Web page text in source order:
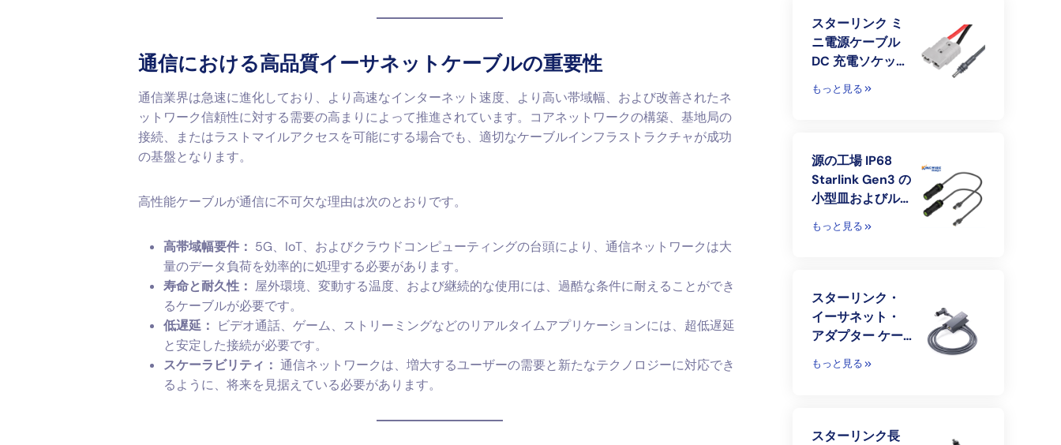
通信における高品質イーサネットケーブルの重要性
通信業界は急速に進化しており、より高速なインターネット速度、より高い帯域幅、および改善されたネ
ットワーク信頼性に対する需要の高まりによって推進されています。コアネットワークの構築、基地局の
接続、またはラストマイルアクセスを可能にする場合でも、適切なケーブルインフラストラクチャが成功
の基盤となります。
高性能ケーブルが通信に不可欠な理由は次のとおりです。
高帯域幅要件： 5G、IoT、およびクラウドコンピューティングの台頭により、通信ネットワークは大
量のデータ負荷を効率的に処理する必要があります。
寿命と耐久性： 屋外環境、変動する温度、および継続的な使用には、過酷な条件に耐えることができ
るケーブルが必要です。
低遅延：
ビデオ通話、ゲーム、ストリーミングなどのリアルタイムアプリケーションには、超低遅延
と安定した接続が必要です。
スケーラビリティ： 通信ネットワークは、増大するユーザーの需要と新たなテクノロジーに対応でき
るように、将来を見据えている必要があります。
ンバーター
スターリンク ミ
ニ電源ケーブル
DC 充電ソケット
5.5 Mm/2.1 Mm
オス コネクタ ス
互換性がありま
す。
もっと見る
源の工場 IP68
Starlink Gen3 の
小型皿およびル
ーター RJ45 のプ
ラグのカプラー
めの RJ45 カプラ
ーへの Starlink
V3
もっと見る
スターリンク・
イーサネット・
アダプター ケー
ブルとワイヤー
スターリンク衛
もっと見る
スターリンク長